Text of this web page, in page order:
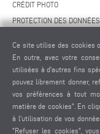
CRÉDIT PHOTO
PROTECTION DES DONNÉES
ACCORD DE
PARAMÈTRES DES COOKIES
CODE DE CONDUITE DES
Ce site utilise des cookies
En outre, avec votre
utilisées à d'autres fins
pouvez librement donner,
vos préférences à tout
matière de cookies". En
à l'utilisation de vos
"Refuser les cookies",